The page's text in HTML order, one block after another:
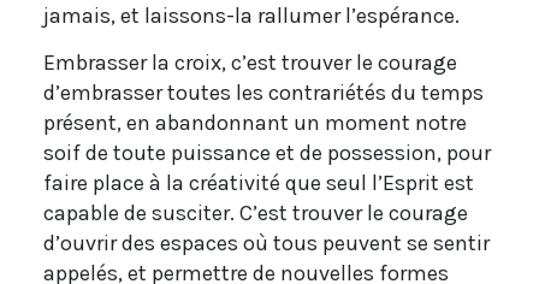
jamais, et laissons-la rallumer l’espérance.
Embrasser la croix, c’est trouver le courage
d’embrasser toutes les contrariétés du temps
présent, en abandonnant un moment notre
soif de toute puissance et de possession, pour
faire place à la créativité que seul l’Esprit est
capable de susciter. C’est trouver le courage
d’ouvrir des espaces où tous peuvent se sentir
appelés, et permettre de nouvelles formes